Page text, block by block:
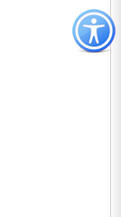
כפתור
לפתיחת
תפריט
נגישות